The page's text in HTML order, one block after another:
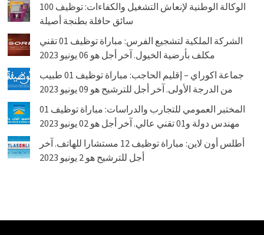
الوكالة الوطنية لإنعاش التشغيل والكفاءات: توظيف 100
سائق حافلة بطنجة أصيلة
الشركة الملكية لتشجيع الفرس: مباراة توظيف 01 تقني
مكلف بأرضية الخيول. آخر أجل هو 06 يونيو 2023
جماعة اكوراي – إقليم الحاجب: مباراة توظيف 01 طبيب
من الدرجة الأولى. آخر أجل للترشيح هو 09 يونيو 2023
المختبر العمومي للتجارب والدراسات: مباراة توظيف 01
مهندس دولة و01 تقني عالي. آخر أجل هو 02 يونيو 2023
أطلس أون لاين: مباراة توظيف 12 مستشارا للهاتف. آخر
أجل للترشيح هو 2 يونيو 2023